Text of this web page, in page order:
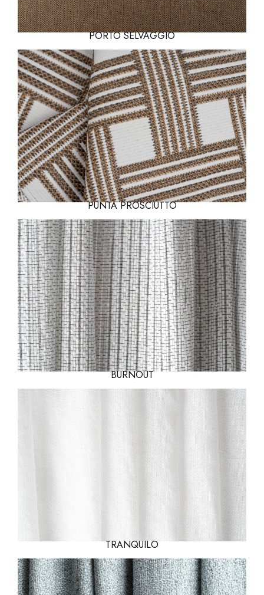
PORTO SELVAGGIO
PUNTA PROSCIUTTO
BURNOUT
TRANQUILO